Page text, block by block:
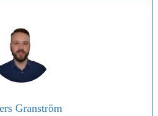
Granström